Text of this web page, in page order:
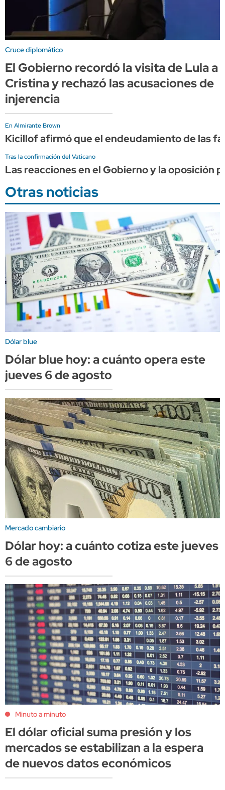
Cruce diplomático
El Gobierno recordó la visita de Lula a
Cristina y rechazó las acusaciones de
injerencia
En Almirante Brown
Kicillof afirmó que el endeudamiento de las
Tras la confirmación del Vaticano
Las reacciones en el Gobierno y la oposición
Otras noticias
Dólar blue
Dólar blue hoy: a cuánto opera este
jueves 6 de agosto
Mercado cambiario
Dólar hoy: a cuánto cotiza este jueves
6 de agosto
Minuto a minuto
El dólar oficial suma presión y los
mercados se estabilizan a la espera
de nuevos datos económicos